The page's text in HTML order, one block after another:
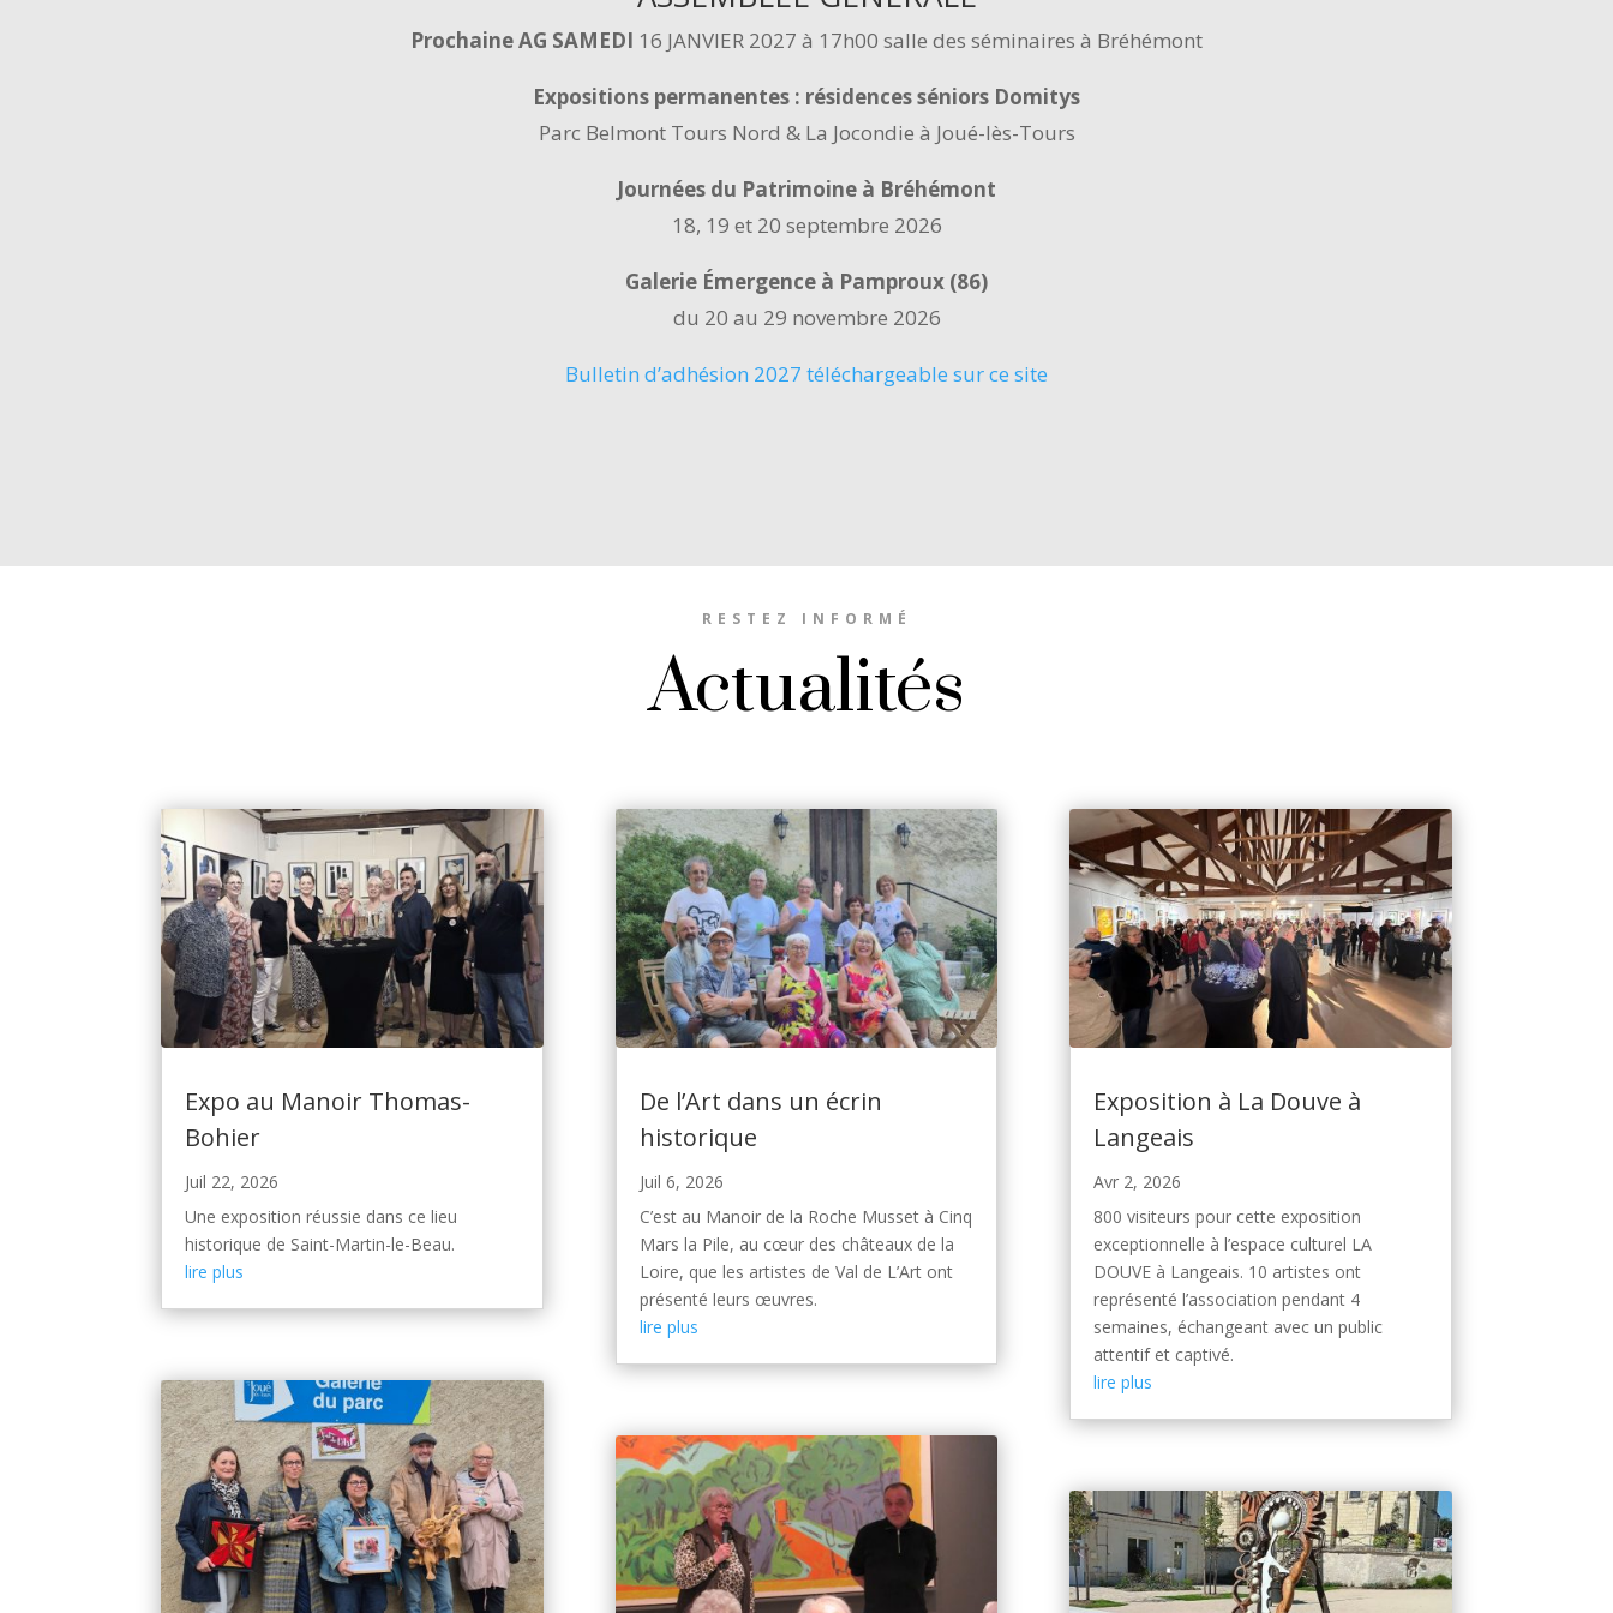
Prochaine AG SAMEDI 16 JANVIER 2027 à 17h00 salle des séminaires à Bréhémont
Expositions permanentes : résidences séniors Domitys
Parc Belmont Tours Nord & La Jocondie à Joué-lès-Tours
Journées du Patrimoine à Bréhémont
18, 19 et 20 septembre 2026
Galerie Émergence à Pamproux (86)
du 20 au 29 novembre 2026
Bulletin d’adhésion 2027 téléchargeable sur ce site
RESTEZ INFORMÉ
Actualités
Expo au Manoir Thomas-
Bohier
Juil 22, 2026
Une exposition réussie dans ce lieu
historique de Saint-Martin-le-Beau.
lire plus
De l’Art dans un écrin
historique
Juil 6, 2026
C’est au Manoir de la Roche Musset à Cinq
Mars la Pile, au cœur des châteaux de la
Loire, que les artistes de Val de L’Art ont
présenté leurs œuvres.
lire plus
Exposition à La Douve à
Langeais
Avr 2, 2026
800 visiteurs pour cette exposition
exceptionnelle à l’espace culturel LA
DOUVE à Langeais. 10 artistes ont
représenté l’association pendant 4
semaines, échangeant avec un public
attentif et captivé.
lire plus